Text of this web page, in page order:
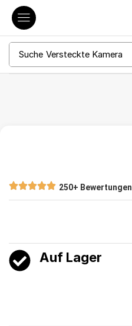
Suche Versteckte Kamera
250+ Bewertungen
Auf Lager